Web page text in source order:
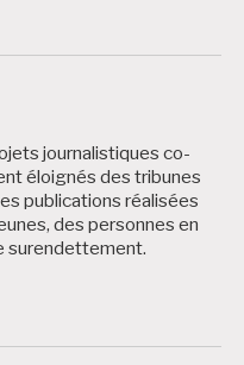
Médialab
journalistiques co-
éloignés des tribunes
publications réalisées
des personnes en
surendettement.
citoyens